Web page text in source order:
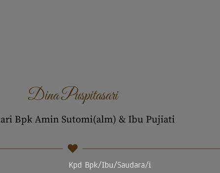
Dina Puspitasari
Bpk Amin Sutomi(alm) & Ibu Pujiati
Kpd Bpk/Ibu/Saudara/i